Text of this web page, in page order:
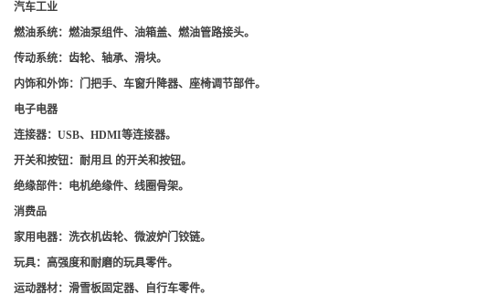
汽车工业
燃油系统：燃油泵组件、油箱盖、燃油管路接头。
传动系统：齿轮、轴承、滑块。
内饰和外饰：门把手、车窗升降器、座椅调节部件。
电子电器
连接器：USB、HDMI等连接器。
开关和按钮：耐用且 的开关和按钮。
绝缘部件：电机绝缘件、线圈骨架。
消费品
家用电器：洗衣机齿轮、微波炉门铰链。
玩具：高强度和耐磨的玩具零件。
运动器材：滑雪板固定器、自行车零件。